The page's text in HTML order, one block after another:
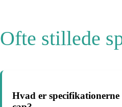
Ofte stillede
Hvad er